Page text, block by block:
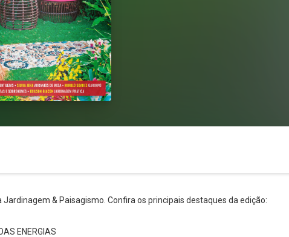
Jardinagem & Paisagismo. Confira os principais destaques da edição:
ENERGIAS